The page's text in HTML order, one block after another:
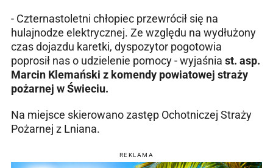
- Czternastoletni chłopiec przewrócił się na
hulajnodze elektrycznej. Ze względu na wydłużony
czas dojazdu karetki, dyspozytor pogotowia
poprosił nas o udzielenie pomocy - wyjaśnia st. asp.
Marcin Klemański z komendy powiatowej straży
pożarnej w Świeciu.
Na miejsce skierowano zastęp Ochotniczej Straży
Pożarnej z Lniana.
REKLAMA